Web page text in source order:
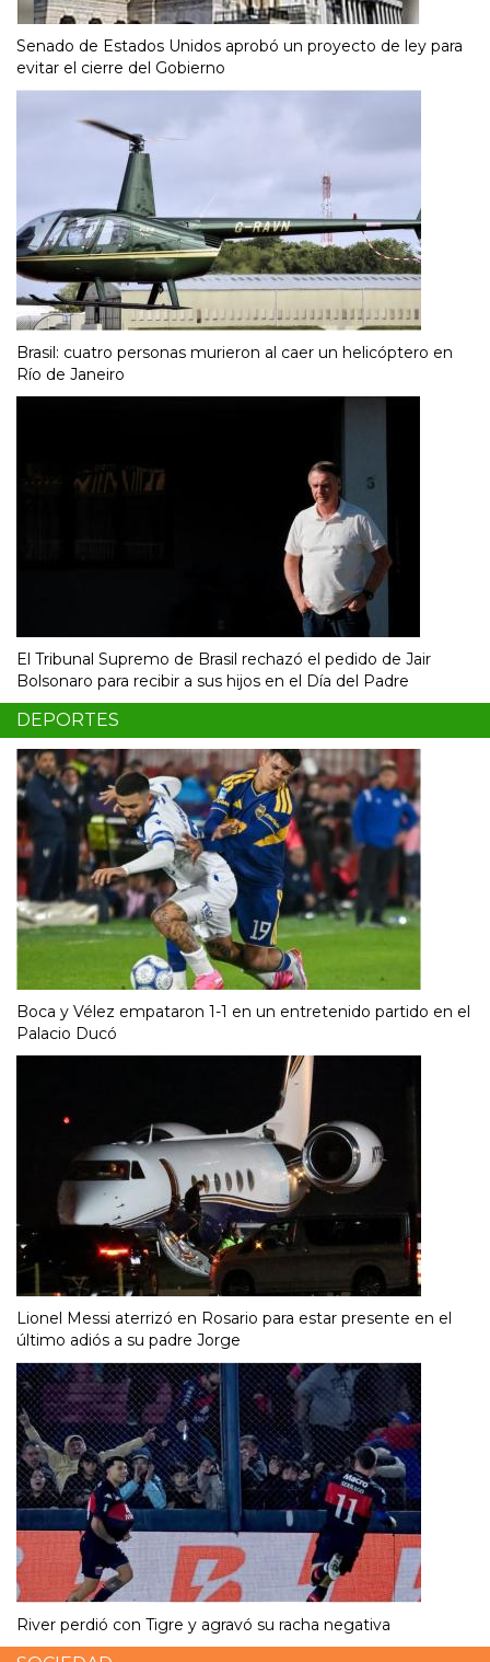
Senado de Estados Unidos aprobó un proyecto de ley para
evitar el cierre del Gobierno
Brasil: cuatro personas murieron al caer un helicóptero en
Río de Janeiro
El Tribunal Supremo de Brasil rechazó el pedido de Jair
Bolsonaro para recibir a sus hijos en el Día del Padre
DEPORTES
Boca y Vélez empataron 1-1 en un entretenido partido en el
Palacio Ducó
Lionel Messi aterrizó en Rosario para estar presente en el
último adiós a su padre Jorge
River perdió con Tigre y agravó su racha negativa